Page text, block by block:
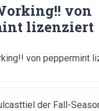
von
lizenziert
der Fall-